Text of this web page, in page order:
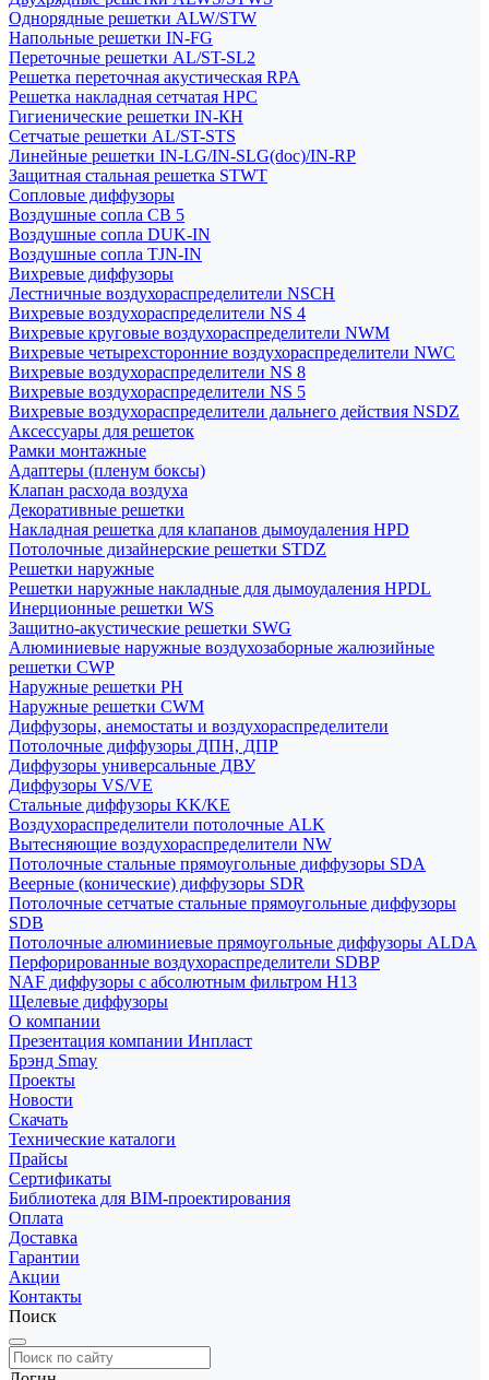
Однорядные решетки ALW/STW
Напольные решетки IN-FG
Переточные решетки AL/ST-SL2
Решетка переточная акустическая RPA
Решетка накладная сетчатая НРС
Гигиенические решетки IN-КН
Сетчатые решетки AL/ST-STS
Линейные решетки IN-LG/IN-SLG(doc)/IN-RP
Защитная стальная решетка STWT
Сопловые диффузоры
Воздушные сопла СВ 5
Воздушные сопла DUK-IN
Воздушные сопла TJN-IN
Вихревые диффузоры
Лестничные воздухораспределители NSCH
Вихревые воздухораспределители NS 4
Вихревые круговые воздухораспределители NWM
Вихревые четырехсторонние воздухораспределители NWC
Вихревые воздухораспределители NS 8
Вихревые воздухораспределители NS 5
Вихревые воздухораспределители дальнего действия NSDZ
Аксессуары для решеток
Рамки монтажные
Адаптеры (пленум боксы)
Клапан расхода воздуха
Декоративные решетки
Накладная решетка для клапанов дымоудаления HPD
Потолочные дизайнерские решетки STDZ
Решетки наружные
Решетки наружные накладные для дымоудаления HPDL
Инерционные решетки WS
Защитно-акустические решетки SWG
Алюминиевые наружные воздухозаборные жалюзийные
решетки CWP
Наружные решетки РН
Наружные решетки CWM
Диффузоры, анемостаты и воздухораспределители
Потолочные диффузоры ДПН, ДПР
Диффузоры универсальные ДВУ
Диффузоры VS/VE
Стальные диффузоры KK/KE
Воздухораспределители потолочные ALK
Вытесняющие воздухораспределители NW
Потолочные стальные прямоугольные диффузоры SDA
Веерные (конические) диффузоры SDR
Потолочные сетчатые стальные прямоугольные диффузоры
SDB
Потолочные алюминиевые прямоугольные диффузоры ALDA
Перфорированные воздухораспределители SDBP
NAF диффузоры с абсолютным фильтром Н13
Щелевые диффузоры
О компании
Презентация компании Инпласт
Брэнд Smay
Проекты
Новости
Скачать
Технические каталоги
Прайсы
Сертификаты
Библиотека для BIM-проектирования
Оплата
Доставка
Гарантии
Акции
Контакты
Поиск